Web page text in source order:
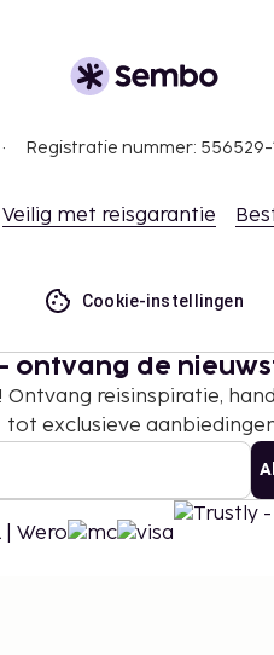
Registratie nummer: 556529-
Veilig met reisgarantie
Cookie-instellingen
ontvang de
reisinspiratie,
tot exclusieve